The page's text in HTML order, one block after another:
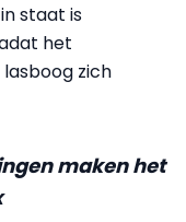
staat is
het
zich
maken het